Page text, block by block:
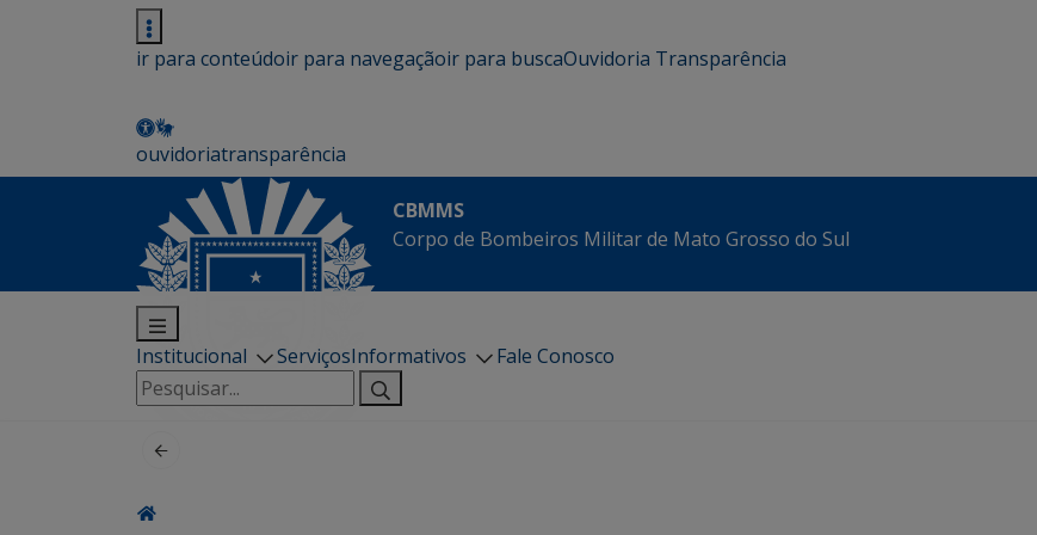
ir para conteúdoir para navegaçãoir para buscaOuvidoria Transparência
ouvidoriatransparência
CBMMS
Corpo de Bombeiros Militar de Mato Grosso do Sul
Institucional ServiçosInformativos
Fale Conosco
Pesquisar
por: